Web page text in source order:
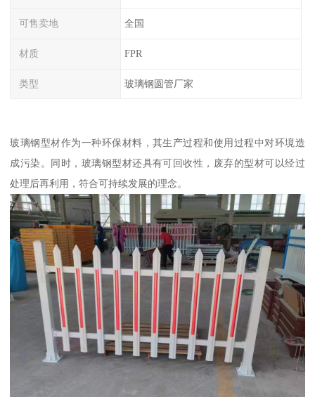
可售卖地 全国
材质 FPR
类型 玻璃钢圆管厂家
玻璃钢型材作为一种环保材料，其生产过程和使用过程中对环境造
成污染。同时，玻璃钢型材还具有可回收性，废弃的型材可以经过
处理后再利用，符合可持续发展的理念。